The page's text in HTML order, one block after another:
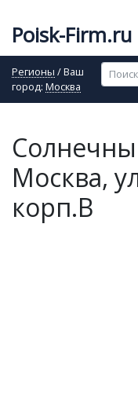
Poisk-Firm.ru
Регионы / Ваш
город: Москва
Москва,
корп.В